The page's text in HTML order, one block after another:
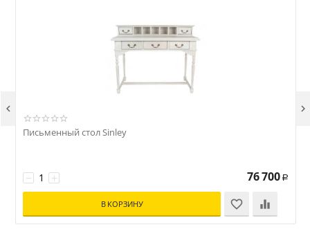
Письменный стол Sinley
+
− 76 700 Р
В КОРЗИНУ
 